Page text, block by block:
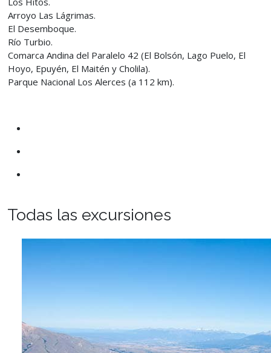
Arroyo Las Lágrimas.
El Desemboque.
Río Turbio.
Comarca Andina del Paralelo 42 (El Bolsón, Lago Puelo, El
Hoyo, Epuyén, El Maitén y Cholila).
Parque Nacional Los Alerces (a 112 km).
Todas las excursiones